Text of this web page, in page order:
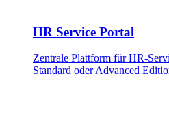
HR Service Portal
Zentrale Plattform für HR-
Standard oder Advanced